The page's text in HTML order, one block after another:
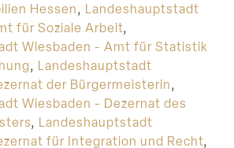
Hessen, Landeshauptstadt
für Soziale Arbeit,
Wiesbaden - Amt für Statistik
, Landeshauptstadt
der Bürgermeisterin,
Wiesbaden - Dezernat des
, Landeshauptstadt
für Integration und Recht,